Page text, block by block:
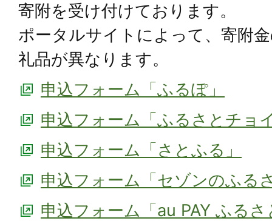
寄附を受け付けております。
ポータルサイトによって、寄附
礼品が異なります。
申込フォーム「ふるぽ」
申込フォーム「ふるさとチョ
申込フォーム「さとふる」
申込フォーム「セゾンのふる
申込フォーム「au PAY ふるさ